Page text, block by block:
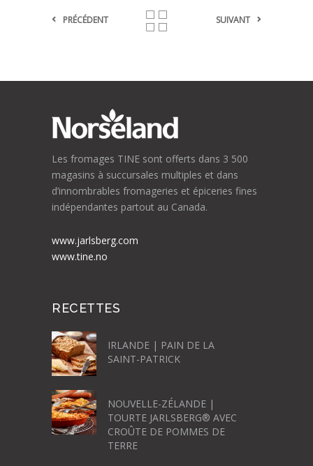
PRÉCÉDENT SUIVANT
Les fromages TINE sont offerts dans 3 500
magasins à succursales multiples et dans
d’innombrables fromageries et épiceries fines
indépendantes partout au Canada.
www.jarlsberg.com
www.tine.no
RECETTES
IRLANDE | PAIN DE LA
SAINT-PATRICK
NOUVELLE-ZÉLANDE |
TOURTE JARLSBERG® AVEC
CROÛTE DE POMMES DE
TERRE